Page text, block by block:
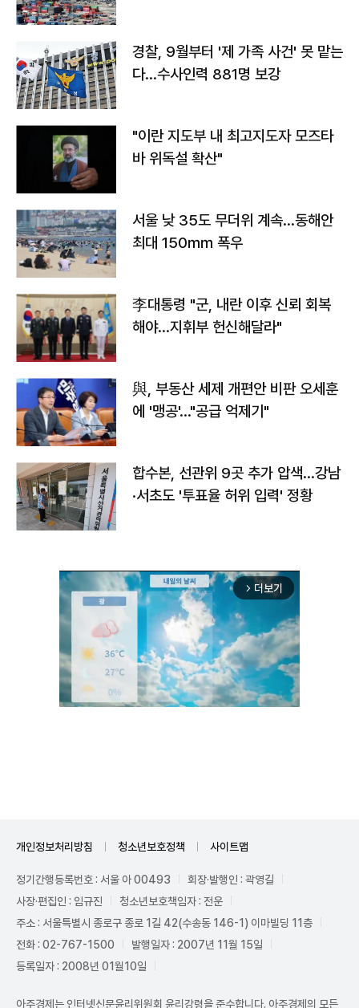
경찰, 9월부터 '제 가족 사건' 못 맡는
다…수사인력 881명 보강
"이란 지도부 내 최고지도자 모즈타
바 위독설 확산"
서울 낮 35도 무더위 계속…동해안
최대 150㎜ 폭우
李대통령 "군, 내란 이후 신뢰 회복
해야…지휘부 헌신해달라"
與, 부동산 세제 개편안 비판 오세훈
에 '맹공'…"공급 억제기"
합수본, 선관위 9곳 추가 압색…강남
·서초도 '투표율 허위 입력' 정황
arrow_forward_ios 더보기
개인정보처리방침 청소년보호정책 사이트맵
정기간행등록번호 : 서울 아 00493
회장·발행인 : 곽영길
사장·편집인 : 임규진
청소년보호책임자 : 전운
주소 : 서울특별시 종로구 종로 1길 42(수송동 146-1) 이마빌딩 11층
전화 : 02-767-1500
발행일자 : 2007년 11월 15일
등록일자 : 2008년 01월10일
아주경제는 인터넷신문윤리위원회 윤리강령을 준수합니다. 아주경제의 모든